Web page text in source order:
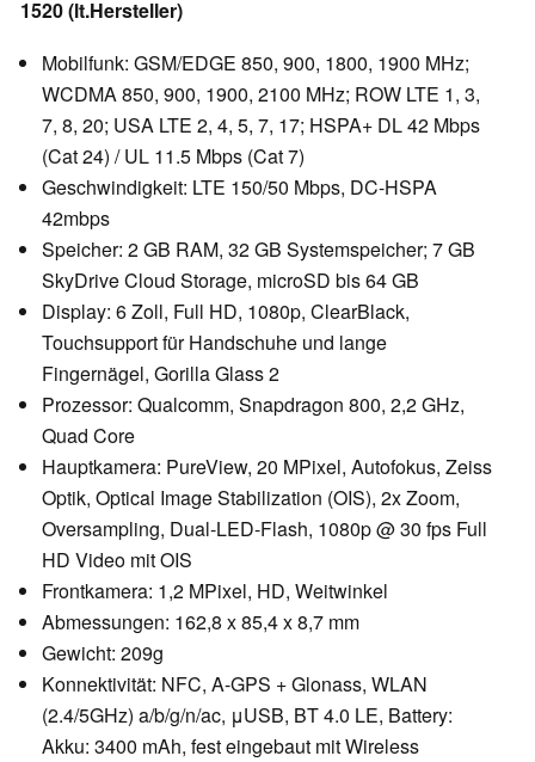
1520 (lt.Hersteller)
Mobilfunk: GSM/EDGE 850, 900, 1800, 1900 MHz;
WCDMA 850, 900, 1900, 2100 MHz; ROW LTE 1, 3,
7, 8, 20; USA LTE 2, 4, 5, 7, 17; HSPA+ DL 42 Mbps
(Cat 24) / UL 11.5 Mbps (Cat 7)
Geschwindigkeit: LTE 150/50 Mbps, DC-HSPA
42mbps
Speicher: 2 GB RAM, 32 GB Systemspeicher; 7 GB
SkyDrive Cloud Storage, microSD bis 64 GB
Display: 6 Zoll, Full HD, 1080p, ClearBlack,
Touchsupport für Handschuhe und lange
Fingernägel, Gorilla Glass 2
Prozessor: Qualcomm, Snapdragon 800, 2,2 GHz,
Quad Core
Hauptkamera: PureView, 20 MPixel, Autofokus, Zeiss
Optik, Optical Image Stabilization (OIS), 2x Zoom,
Oversampling, Dual-LED-Flash, 1080p @ 30 fps Full
HD Video mit OIS
Frontkamera: 1,2 MPixel, HD, Weitwinkel
Abmessungen: 162,8 x 85,4 x 8,7 mm
Gewicht: 209g
Konnektivität: NFC, A-GPS + Glonass, WLAN
(2.4/5GHz) a/b/g/n/ac, μUSB, BT 4.0 LE, Battery:
Akku: 3400 mAh, fest eingebaut mit Wireless